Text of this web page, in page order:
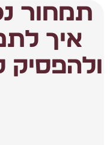
תמחור
איך
ולהפסיק